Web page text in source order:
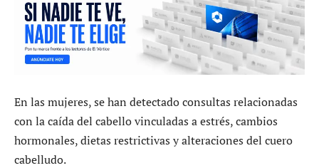
En las mujeres, se han detectado consultas relacionadas
con la caída del cabello vinculadas a estrés, cambios
hormonales, dietas restrictivas y alteraciones del cuero
cabelludo.